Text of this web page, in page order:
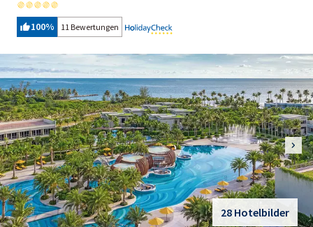
100% 11 Bewertungen
28 Hotelbilder